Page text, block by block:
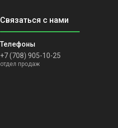
+7 (708) 905-10-25
отдел продаж